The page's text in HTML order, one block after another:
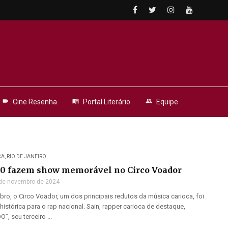
videocam Cine Resenha menu_book Portal Literário people Equipe
, RIO DE JANEIRO
fazem show memorável no Circo Voador
novembro de 2024
o Circo Voador, um dos principais redutos da música carioca, foi
para o rap nacional. Sain, rapper carioca de destaque,
seu terceiro ...